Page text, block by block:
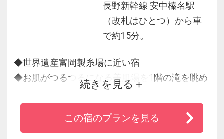
長野新幹線 安中榛名駅
（改札はひとつ）から車
で約15分。
◆世界遺産富岡製糸場に近い宿
◆お肌がつるつるになる美肌湯を1階の滝を眺め
る大浴場と2階の碓氷川を見下ろす大浴場の男女
計4つの大浴場と併設の9つの露天風呂で湯巡り♪
◆館内では、毎夜1階ロビーでサイボットシアタ
続きを見る
この宿のプランを見る